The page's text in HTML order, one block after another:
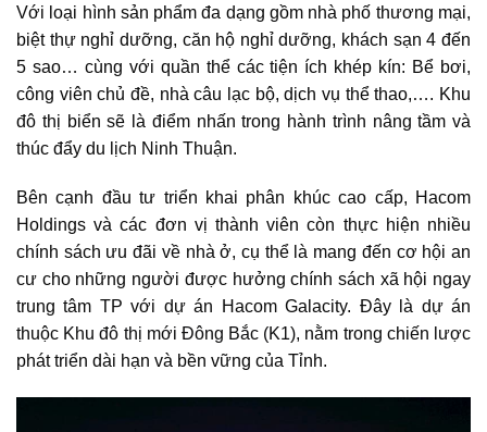
Với loại hình sản phẩm đa dạng gồm nhà phố thương mại,
biệt thự nghỉ dưỡng, căn hộ nghỉ dưỡng, khách sạn 4 đến
5 sao… cùng với quần thể các tiện ích khép kín: Bể bơi,
công viên chủ đề, nhà câu lạc bộ, dịch vụ thể thao,…. Khu
đô thị biển sẽ là điểm nhấn trong hành trình nâng tầm và
thúc đẩy du lịch Ninh Thuận.
Bên cạnh đầu tư triển khai phân khúc cao cấp, Hacom
Holdings và các đơn vị thành viên còn thực hiện nhiều
chính sách ưu đãi về nhà ở, cụ thể là mang đến cơ hội an
cư cho những người được hưởng chính sách xã hội ngay
trung tâm TP với dự án Hacom Galacity. Đây là dự án
thuộc Khu đô thị mới Đông Bắc (K1), nằm trong chiến lược
phát triển dài hạn và bền vững của Tỉnh.